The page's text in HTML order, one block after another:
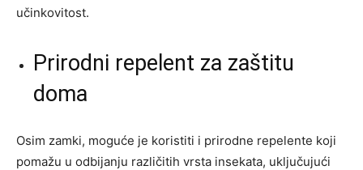
učinkovitost.
Prirodni repelent za zaštitu
doma
Osim zamki, moguće je koristiti i prirodne repelente koji
pomažu u odbijanju različitih vrsta insekata, uključujući